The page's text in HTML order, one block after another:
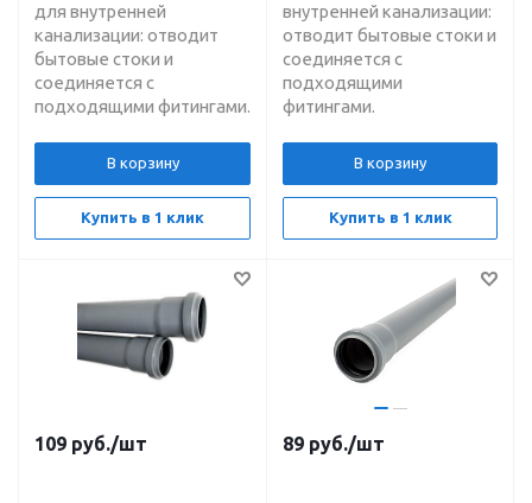
для внутренней
канализации: отводит
бытовые стоки и
соединяется с
подходящими фитингами.
В корзину
Купить в 1 клик
внутренней канализации:
отводит бытовые стоки и
соединяется с
подходящими
фитингами.
В корзину
Купить в 1 клик
109 руб./шт 89 руб./шт